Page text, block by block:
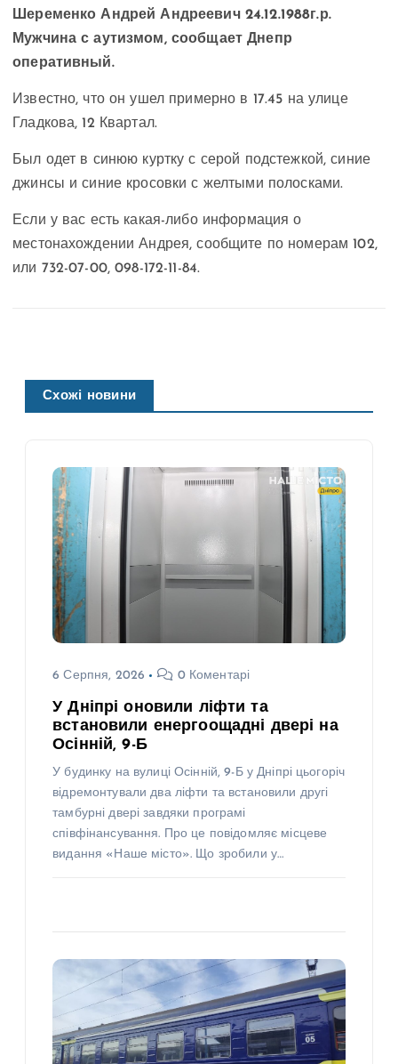
Шеременко Андрей Андреевич 24.12.1988г.р.
Мужчина с аутизмом, сообщает Днепр
оперативный.
Известно, что он ушел примерно в 17.45 на улице
Гладкова, 12 Квартал.
Был одет в синюю куртку с серой подстежкой, синие
джинсы и синие кросовки с желтыми полосками.
Если у вас есть какая-либо информация о
местонахождении Андрея, сообщите по номерам 102,
или 732-07-00, 098-172-11-84.
Схожі новини
6 Серпня, 2026 0 Коментарі
У Дніпрі оновили ліфти та
встановили енергоощадні двері на
Осінній, 9-Б
У будинку на вулиці Осінній, 9-Б у Дніпрі цьогоріч
відремонтували два ліфти та встановили другі
тамбурні двері завдяки програмі
співфінансування. Про це повідомляє місцеве
видання «Наше місто». Що зробили у…